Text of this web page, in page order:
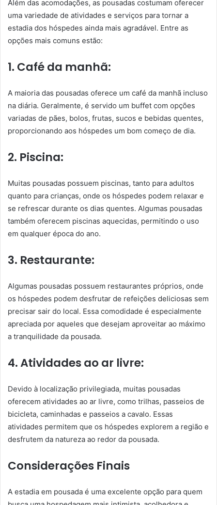
Além das acomodações, as pousadas costumam oferecer
uma variedade de atividades e serviços para tornar a
estadia dos hóspedes ainda mais agradável. Entre as
opções mais comuns estão:
1. Café da manhã:
A maioria das pousadas oferece um café da manhã incluso
na diária. Geralmente, é servido um buffet com opções
variadas de pães, bolos, frutas, sucos e bebidas quentes,
proporcionando aos hóspedes um bom começo de dia.
2. Piscina:
Muitas pousadas possuem piscinas, tanto para adultos
quanto para crianças, onde os hóspedes podem relaxar e
se refrescar durante os dias quentes. Algumas pousadas
também oferecem piscinas aquecidas, permitindo o uso
em qualquer época do ano.
3. Restaurante:
Algumas pousadas possuem restaurantes próprios, onde
os hóspedes podem desfrutar de refeições deliciosas sem
precisar sair do local. Essa comodidade é especialmente
apreciada por aqueles que desejam aproveitar ao máximo
a tranquilidade da pousada.
4. Atividades ao ar livre:
Devido à localização privilegiada, muitas pousadas
oferecem atividades ao ar livre, como trilhas, passeios de
bicicleta, caminhadas e passeios a cavalo. Essas
atividades permitem que os hóspedes explorem a região e
desfrutem da natureza ao redor da pousada.
Considerações Finais
A estadia em pousada é uma excelente opção para quem